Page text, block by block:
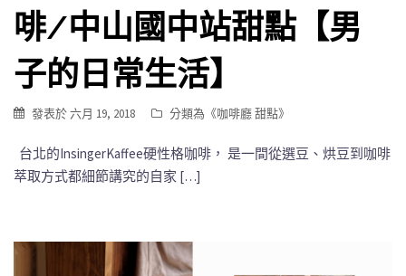
啡/中山國中站甜點【男
子的日常生活】
發表於六月 19, 2018 分類為《咖啡廳 甜點》
台北的InsingerKaffee硬性格咖啡， 是一間從選豆、烘豆到咖啡
萃取方式都細節講究的自家 […]